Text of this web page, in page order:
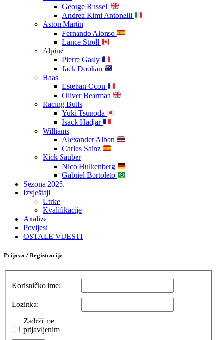
George Russell
Andrea Kimi Antonelli
Aston Martin
Fernando Alonso
Lance Stroll
Alpine
Pierre Gasly
Jack Doohan
Haas
Esteban Ocon
Oliver Bearman
Racing Bulls
Yuki Tsunoda
Isack Hadjar
Williams
Alexander Albon
Carlos Sainz
Kick Sauber
Nico Hulkenberg
Gabriel Bortoleto
Sezona 2025.
Izvještaji
Utrke
Kvalifikacije
Analiza
Povijest
OSTALE VIJESTI
Prijava / Registracija
Korisničko ime:
Lozinka:
Zadrži me
prijavljenim